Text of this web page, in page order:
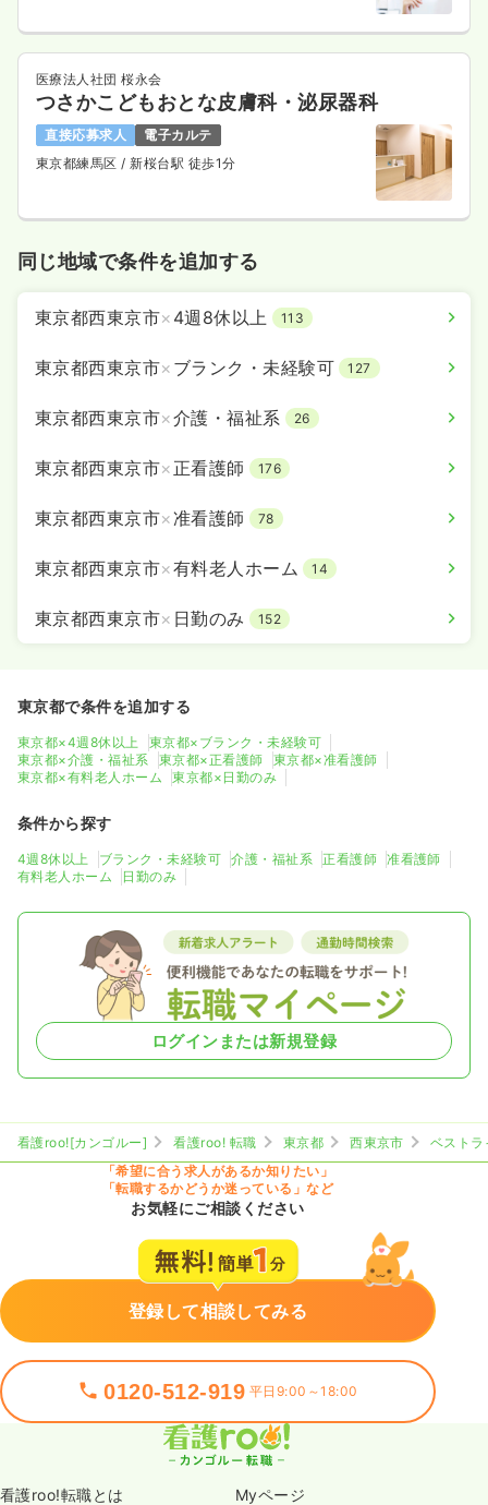
医療法人社団 桜永会
つさかこどもおとな皮膚科・泌尿器科
直接応募求人
電子カルテ
東京都練馬区/ 新桜台駅 徒歩1分
同じ地域で条件を追加する
東京都西東京市× 4週8休以上 113
東京都西東京市× ブランク・未経験可 127
東京都西東京市×介護・福祉系 26
東京都西東京市× 正看護師 176
東京都西東京市×准看護師 78
東京都西東京市×有料老人ホーム 14
東京都西東京市× 日勤のみ 152
東京都で条件を追加する
東京都×4週8休以上
東京都×ブランク・未経験可
東京都×介護・福祉系
東京都×正看護師
東京都×准看護師
東京都×有料老人ホーム
東京都×日勤のみ
条件から探す
4週8休以上 ブランク・未経験可 介護・福祉系 正看護師
准看護師
有料老人ホーム
日勤のみ
ログインまたは新規登録
看護roo![カンゴルー] 看護roo! 転職 東京都 西東京市
ベスト
「希望に合う求人があるか知りたい」
「転職するかどうか迷っている」など
お気軽にご相談ください
登録して相談してみる
0120-512-919 平日9:00～18:00
看護roo!転職とは Myページ